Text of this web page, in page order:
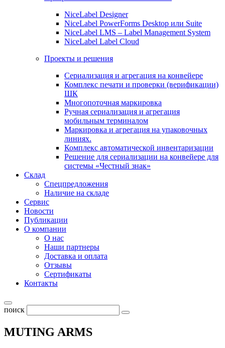
NiceLabel Designer
NiceLabel PowerForms Desktop или Suite
NiceLabel LMS – Label Management System
NiceLabel Label Cloud
Проекты и решения
Сериализация и агрегация на конвейере
Комплекс печати и проверки (верификации)
ШК
Многопоточная маркировка
Ручная сериализация и агрегация
мобильным терминалом
Маркировка и агрегация на упаковочных
линиях.
Комплекс автоматической инвентаризации
Решение для сериализации на конвейере для
системы «Честный знак»
Склад
Спецпредложения
Наличие на складе
Сервис
Новости
Публикации
О компании
О нас
Наши партнеры
Доставка и оплата
Отзывы
Сертификаты
Контакты
поиск
MUTING ARMS